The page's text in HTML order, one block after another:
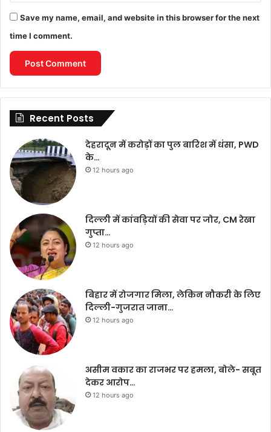
Save my name, email, and website in this browser for the next
time I comment.
Recent Posts
देहरादून में करोड़ों का पुल बारिश में धंसा, PWD
के…
12 hours ago
दिल्ली में कांवड़ियों की सेवा पर जोर, CM रेखा
गुप्ता…
12 hours ago
बिहार में रोजगार मिला, लेकिन नौकरी के लिए
दिल्ली-गुजरात जाना…
12 hours ago
असीम वकार का राजभर पर हमला, बोले- सबूत
देकर आरोप…
12 hours ago